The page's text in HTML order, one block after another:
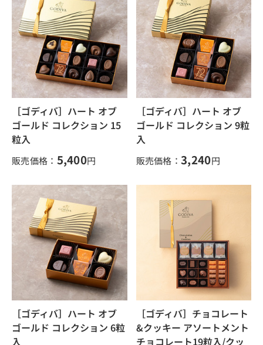
［ゴディバ］ハート オブ
ゴールド コレクション 15
粒入
販売価格： 5,400円
［ゴディバ］ハート オブ
ゴールド コレクション 9粒
入
販売価格： 3,240円
［ゴディバ］ハート オブ
ゴールド コレクション 6粒
入
［ゴディバ］チョコレート
&クッキー アソートメント
チョコレート19粒入/クッ